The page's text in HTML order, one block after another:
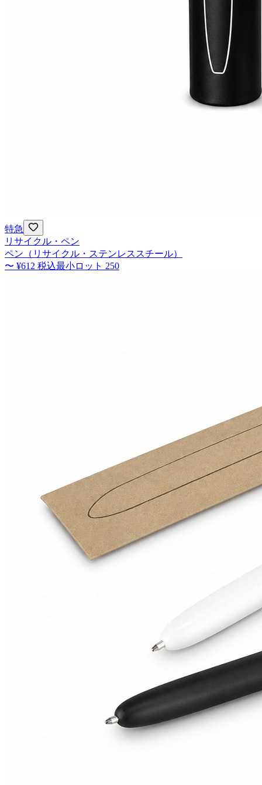
特急
リサイクル・ペン
ペン（リサイクル・ステンレススチール）
〜 ¥612 税込最小ロット 250